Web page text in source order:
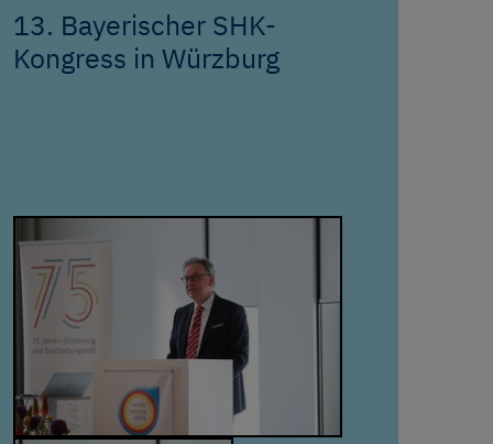
13. Bayerischer SHK-
Kongress in Würzburg